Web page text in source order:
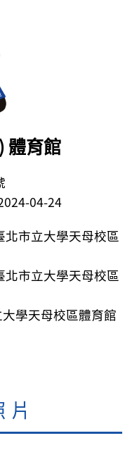
體育館
04-24
北市立大學天母校區
北市立大學天母校區
學天母校區體育館